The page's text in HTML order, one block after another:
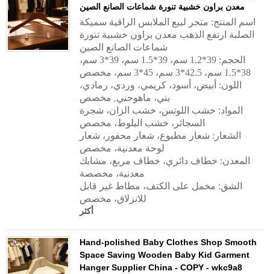
معدن براون خشبية تنورة شماعات الصانع الصين
اسم المنتج: متجر لبيع الملابس الراقية سميكة
الصلبة ارتفع الذهب معدن براون خشبية تنورة
شماعات الصانع الصين
الحجم: 39*1.2 سم، 39*1.5 سم، 39*3 سم،
38*1.5 سم، 42.5*3 سم، 45*3 سم، مخصص
اللون: أبيض، أسود، كريمي، وردي، رمادي،
بني، ماهوجني, مخصص
المواد: خشب اللوتس، خشب الزان، شجرة
السجائر، خشب البلوط، مخصص
الشعار: شعار مطبوع، شعار محفور، شعار
لوحة معدنية، مخصص
المعدن: خطاف دائري، خطاف مربع، مشابك
معدنية، مخصصة
الشق: مخمل على الكتف، مطاط غير قابل
للانزلاق، مخصص
أكثر
Hand-polished Baby Clothes Shop Smooth
Space Saving Wooden Baby Kid Garment
Hanger Supplier China - COPY - wkc9a8